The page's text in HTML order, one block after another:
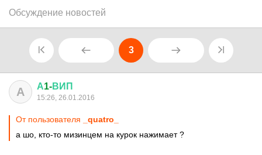
Обсуждение новостей
3
А А1-ВИП
15:26, 26.01.2016
От пользователя
_quatro_
а шо, кто-то мизинцем на курок нажимает ?